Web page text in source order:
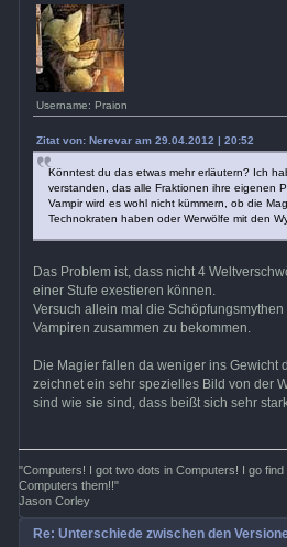
Username: Praion
Zitat von: Nerevar am 29.04.2012 | 20:52
Könntest du das etwas mehr erläutern? Ich
verstanden, das alle Fraktionen ihre eigenen
Vampir wird es wohl nicht kümmern, ob die
Technokraten haben oder Werwölfe mit den
Das Problem ist, dass nicht 4
einer Stufe exestieren können.
Versuch allein mal die
Vampiren zusammen zu bekommen.
Die Magier fallen da weniger ins Gewicht
zeichnet ein sehr spezielles Bild von der
sind wie sie sind, dass beißt sich sehr
"Computers! I got two dots in Computers! I go
Computers them!!"
Jason Corley
Re: Unterschiede zwischen den